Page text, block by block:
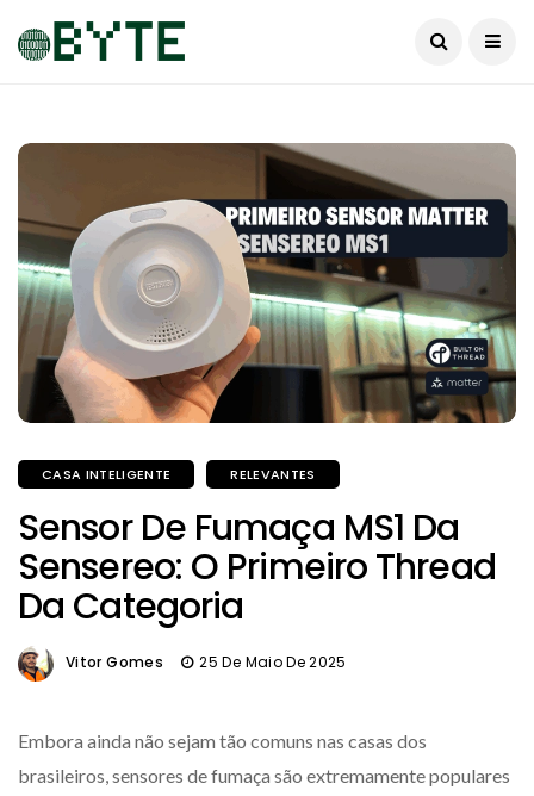
CASA INTELIGENTE RELEVANTES
Sensor De Fumaça MS1 Da
Sensereo: O Primeiro Thread
Da Categoria
Vitor Gomes 25 De Maio De 2025
Embora ainda não sejam tão comuns nas casas dos
brasileiros, sensores de fumaça são extremamente populares